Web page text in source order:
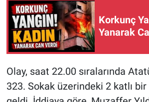
Korkunç
Yanarak
Olay, saat 22.00 sıralarında
323. Sokak üzerindeki 2 katlı